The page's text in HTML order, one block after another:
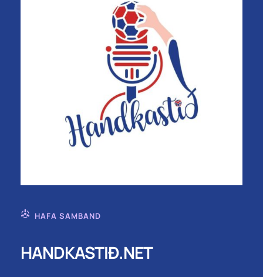
HAFA SAMBAND
HANDKASTIÐ.NET